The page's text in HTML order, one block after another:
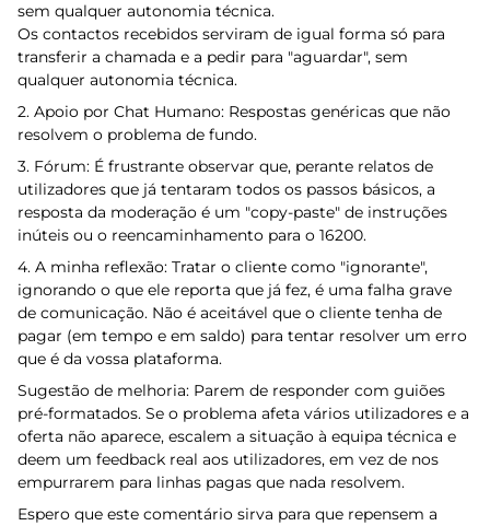
sem qualquer autonomia técnica.
Os contactos recebidos serviram de igual forma só para
transferir a chamada e a pedir para "aguardar", sem
qualquer autonomia técnica.
2. Apoio por Chat Humano: Respostas genéricas que não
resolvem o problema de fundo.
3. Fórum: É frustrante observar que, perante relatos de
utilizadores que já tentaram todos os passos básicos, a
resposta da moderação é um "copy-paste" de instruções
inúteis ou o reencaminhamento para o 16200.
4. A minha reflexão: Tratar o cliente como "ignorante",
ignorando o que ele reporta que já fez, é uma falha grave
de comunicação. Não é aceitável que o cliente tenha de
pagar (em tempo e em saldo) para tentar resolver um erro
que é da vossa plataforma.
Sugestão de melhoria: Parem de responder com guiões
pré-formatados. Se o problema afeta vários utilizadores e a
oferta não aparece, escalem a situação à equipa técnica e
deem um feedback real aos utilizadores, em vez de nos
empurrarem para linhas pagas que nada resolvem.
Espero que este comentário sirva para que repensem a